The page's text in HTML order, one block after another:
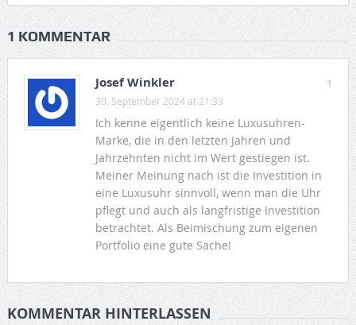
1 KOMMENTAR
1
Josef Winkler
30. September 2024 at 21:33
Ich kenne eigentlich keine Luxusuhren-
Marke, die in den letzten Jahren und
Jahrzehnten nicht im Wert gestiegen ist.
Meiner Meinung nach ist die Investition in
eine Luxusuhr sinnvoll, wenn man die Uhr
pflegt und auch als langfristige Investition
betrachtet. Als Beimischung zum eigenen
Portfolio eine gute Sache!
KOMMENTAR HINTERLASSEN